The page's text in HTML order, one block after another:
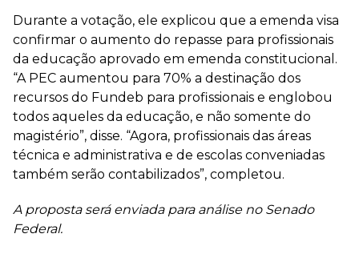
Durante a votação, ele explicou que a emenda visa
confirmar o aumento do repasse para profissionais
da educação aprovado em emenda constitucional.
“A PEC aumentou para 70% a destinação dos
recursos do Fundeb para profissionais e englobou
todos aqueles da educação, e não somente do
magistério”, disse. “Agora, profissionais das áreas
técnica e administrativa e de escolas conveniadas
também serão contabilizados”, completou.
A proposta será enviada para análise no Senado
Federal.